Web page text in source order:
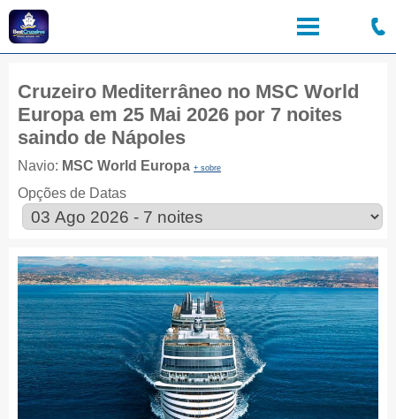
Cruzeiro Mediterrâneo no MSC World
Europa em 25 Mai 2026 por 7 noites
saindo de Nápoles
Navio: MSC World Europa + sobre
Opções de Datas